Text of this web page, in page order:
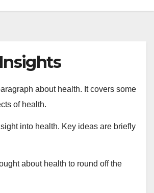
about health. It covers some
of health.
into health. Key ideas are briefly
about health to round off the